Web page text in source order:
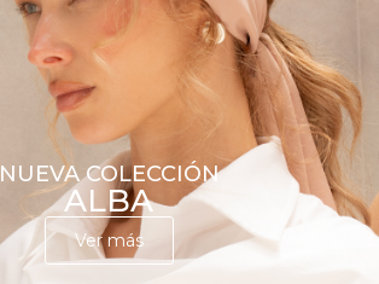
NUEVA COLECCIÓN
ALBA
Ver más